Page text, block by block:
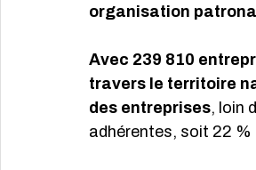
organisation
Avec 239 810
travers le territoire
des entreprises, loin
adhérentes, soit 22 %